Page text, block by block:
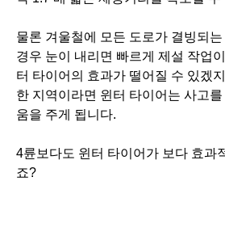
물론 겨울철에 모든 도로가 결빙되
경우 눈이 내리면 빠르게 제설 작업
터 타이어의 효과가 떨어질 수 있겠
한 지역이라면 윈터 타이어는 사고
움을 주게 됩니다.
4륜보다도 윈터 타이어가 보다 효과
죠?